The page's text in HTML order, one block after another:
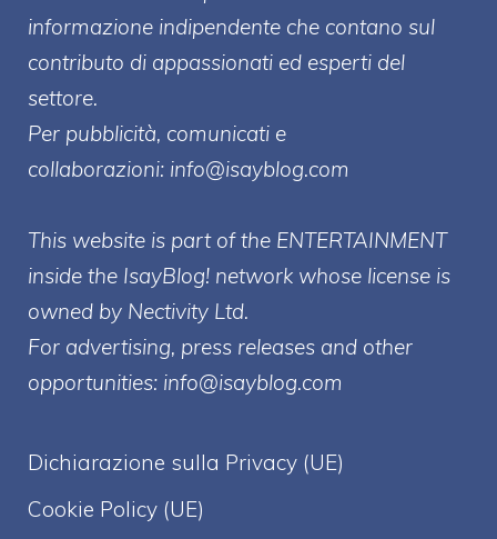
informazione indipendente che contano sul
contributo di appassionati ed esperti del
settore.
Per pubblicità, comunicati e
collaborazioni: info@isayblog.com
This website is part of the ENTERTAINMENT
inside the IsayBlog! network whose license is
owned by Nectivity Ltd.
For advertising, press releases and other
opportunities: info@isayblog.com
Dichiarazione sulla Privacy (UE)
Cookie Policy (UE)